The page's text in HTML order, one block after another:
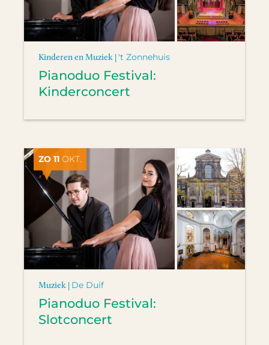
Kinderen en Muziek | 't Zonnehuis
Pianoduo Festival:
Kinderconcert
ZO 11 OKT.
Muziek | De Duif
Pianoduo Festival:
Slotconcert